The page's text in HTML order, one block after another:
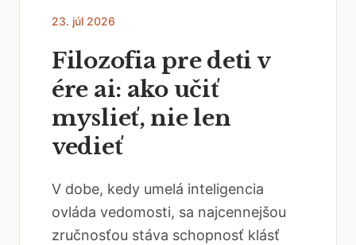
23. júl 2026
Filozofia pre deti v
ére ai: ako učiť
myslieť, nie len
vedieť
V dobe, kedy umelá inteligencia
ovláda vedomosti, sa najcennejšou
zručnosťou stáva schopnosť klásť